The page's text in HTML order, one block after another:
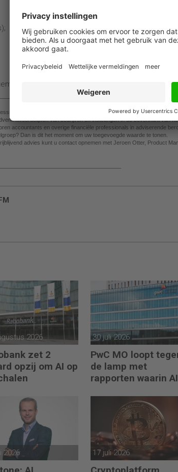
software 2014” is
van bedrijven en instellingen in de bovenkant van
accountants en overige financiële professionals in adviserende
Dan is dit het moment om uw toegevoegde waarde te tonen.
advies kunt u contact opnemen met Jeroen Otter, Product
2026
zet 2
opzij om AI op
30 juli 2026
PwC MO loopt
de lamp met
rapporten waarin AI
2026 17 juli 2026